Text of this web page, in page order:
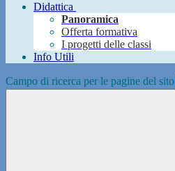
Didattica
Panoramica
Offerta formativa
I progetti delle classi
Info Utili
Campo di ricerca per le pagine del sito